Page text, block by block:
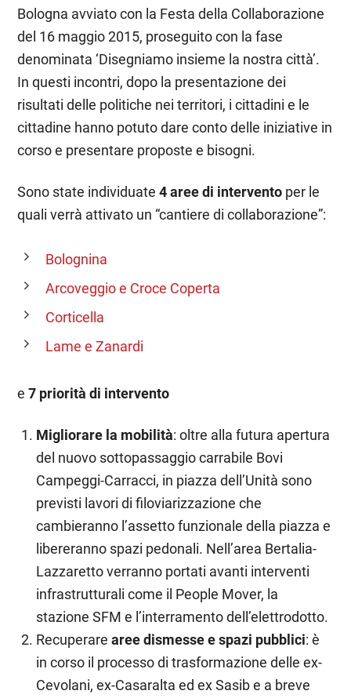
Bologna avviato con la Festa della Collaborazione
del 16 maggio 2015, proseguito con la fase
denominata ‘Disegniamo insieme la nostra città’.
In questi incontri, dopo la presentazione dei
risultati delle politiche nei territori, i cittadini e le
cittadine hanno potuto dare conto delle iniziative in
corso e presentare proposte e bisogni.
Sono state individuate4 aree di intervento per le
quali verrà attivato un “cantiere di collaborazione”:
Bolognina
Arcoveggio e Croce Coperta
Corticella
Lame e Zanardi
e7 priorità di intervento
Migliorare la mobilità: oltre alla futura apertura
del nuovo sottopassaggio carrabile Bovi
Campeggi-Carracci, in piazza dell’Unità sono
previsti lavori di filoviarizzazione che
cambieranno l’assetto funzionale della piazza e
libereranno spazi pedonali. Nell’area Bertalia-
Lazzaretto verranno portati avanti interventi
infrastrutturali come il People Mover, la
stazione SFM e l’interramento dell’elettrodotto.
Recuperarearee dismesse e spazi pubblici: è
in corso il processo di trasformazione delle ex-
Cevolani, ex-Casaralta ed ex Sasib e a breve